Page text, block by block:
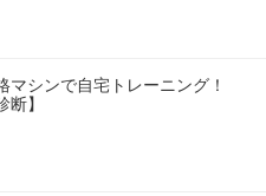
マシンで自宅トレーニング！
断】